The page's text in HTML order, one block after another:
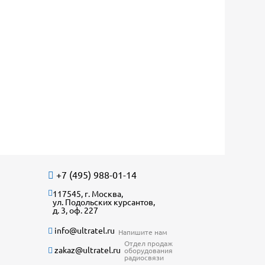
+7 (495) 988-01-14
117545, г. Москва,
ул. Подольских курсантов,
д. 3, оф. 227
info@ultratel.ru Напишите нам
zakaz@ultratel.ru
Отдел продаж
оборудования
радиосвязи